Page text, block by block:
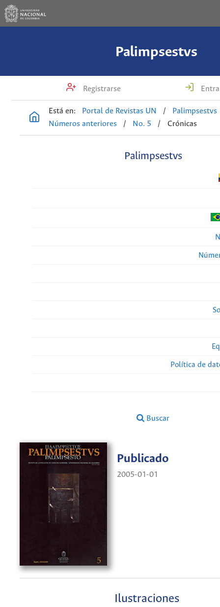
Palimpsestvs
Registrarse
Está en: Portal de Revistas UN /
Palimpsestvs
Números anteriores
/ No. 5 / Crónicas
Palimpsestvs
Política de
Buscar
Publicado
2005-01-01
Ilustraciones